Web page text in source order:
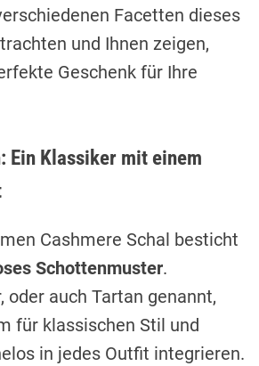
Facetten dieses
und Ihnen zeigen,
Geschenk für Ihre
Ein Klassiker mit einem
Cashmere Schal besticht
Schottenmuster.
oder auch Tartan genannt,
für klassischen Stil und
in jedes Outfit integrieren.